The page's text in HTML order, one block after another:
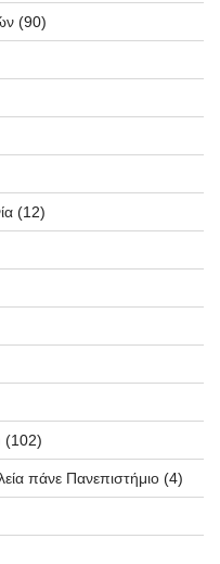
(90)
(12)
(102)
πάνε Πανεπιστήμιο (4)